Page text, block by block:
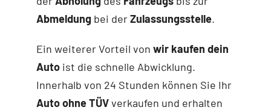
Abmeldungbei derZulassungsstelle.
Ein weiterer Vorteil von wir kaufen dein
Auto ist die schnelle Abwicklung.
Innerhalb von 24 Stunden können Sie Ihr
Auto ohne TÜVverkaufen und erhalten